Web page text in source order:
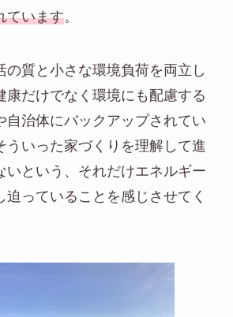
ています。
の質と小さな環境負荷を両立し
康だけでなく環境にも配慮する
自治体にバックアップされてい
ういった家づくりを理解して進
いという、それだけエネルギー
迫っていることを感じさせてく